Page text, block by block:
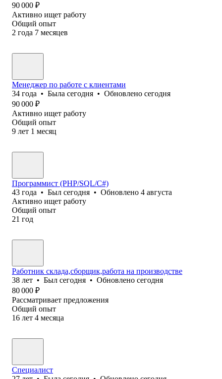
90 000 ₽
Активно ищет работу
Общий опыт
2 года 7 месяцев
Менеджер по работе с клиентами
34 года • Была сегодня • Обновлено сегодня
90 000 ₽
Активно ищет работу
Общий опыт
9 лет 1 месяц
Программист (PHP/SQL/C#)
43 года • Был сегодня • Обновлено 4 августа
Активно ищет работу
Общий опыт
21 год
Работник склада,сборщик,работа на производстве
38 лет • Был сегодня • Обновлено сегодня
80 000 ₽
Рассматривает предложения
Общий опыт
16 лет 4 месяца
Специалист